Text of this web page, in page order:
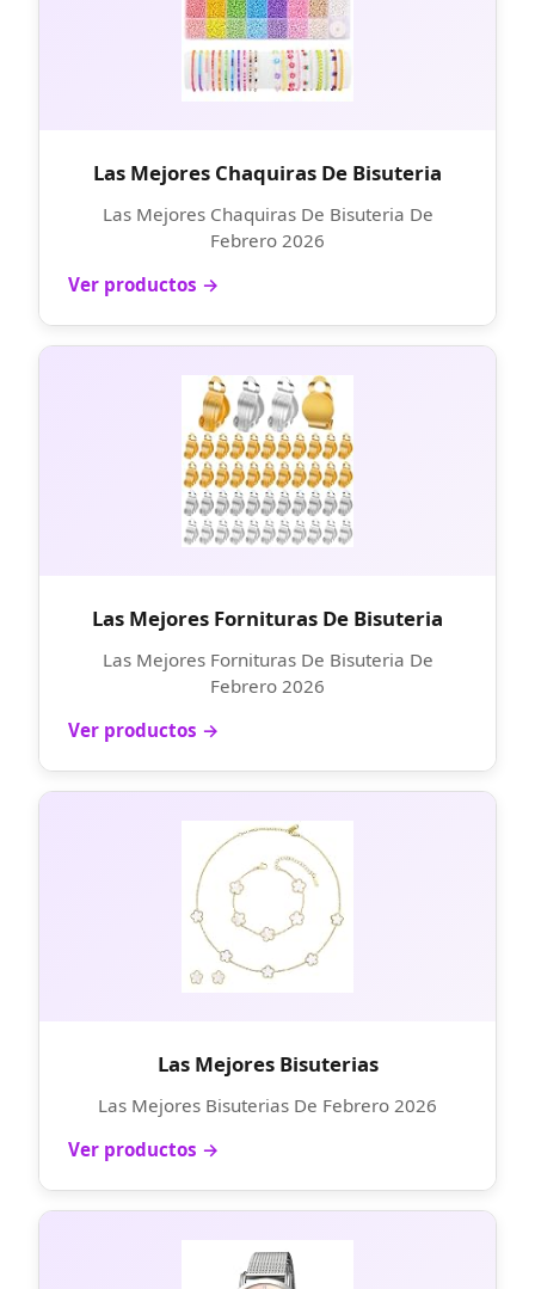
Las Mejores Chaquiras De Bisuteria
Las Mejores Chaquiras De Bisuteria De
Febrero 2026
Ver productos →
Las Mejores Fornituras De Bisuteria
Las Mejores Fornituras De Bisuteria De
Febrero 2026
Ver productos →
Las Mejores Bisuterias
Las Mejores Bisuterias De Febrero 2026
Ver productos →